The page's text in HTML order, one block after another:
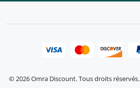
© 2026 Omra Discount. Tous droits réservés.